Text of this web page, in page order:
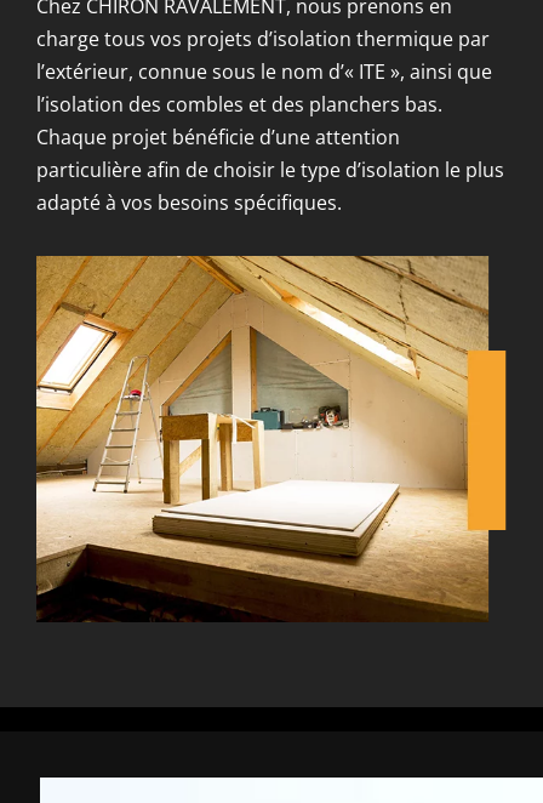
Chez CHIRON RAVALEMENT, nous prenons en
charge tous vos projets d’isolation thermique par
l’extérieur, connue sous le nom d’« ITE », ainsi que
l’isolation des combles et des planchers bas.
Chaque projet bénéficie d’une attention
particulière afin de choisir le type d’isolation le plus
adapté à vos besoins spécifiques.